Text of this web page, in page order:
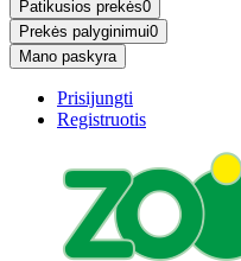
Patikusios prekės0
Prekės palyginimui0
Mano paskyra
Prisijungti
Registruotis